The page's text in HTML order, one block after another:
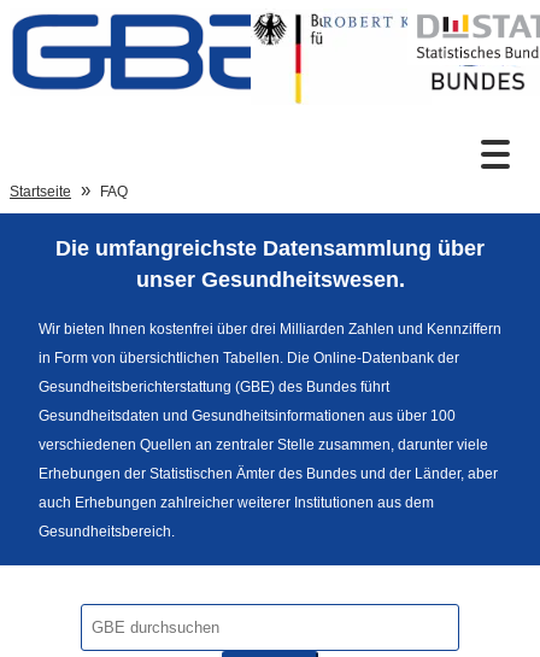
Zum Inhalt
Sprachumschaltung
Fußzeile
Startseite FAQ
Die umfangreichste Datensammlung über
unser Gesundheitswesen.
Wir bieten Ihnen kostenfrei über drei Milliarden Zahlen und Kennziffern
in Form von übersichtlichen Tabellen. Die Online-Datenbank der
Gesundheitsberichterstattung (GBE) des Bundes führt
Gesundheitsdaten und Gesundheitsinformationen aus über 100
verschiedenen Quellen an zentraler Stelle zusammen, darunter viele
Erhebungen der Statistischen Ämter des Bundes und der Länder, aber
auch Erhebungen zahlreicher weiterer Institutionen aus dem
Gesundheitsbereich.